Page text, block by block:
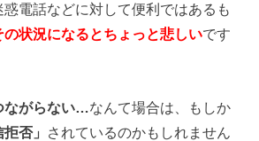
惑電話などに対して便利ではあるも
の状況になるとちょっと悲しいです
がらない… なんて場合は、もしか
拒否」 されているのかもしれません